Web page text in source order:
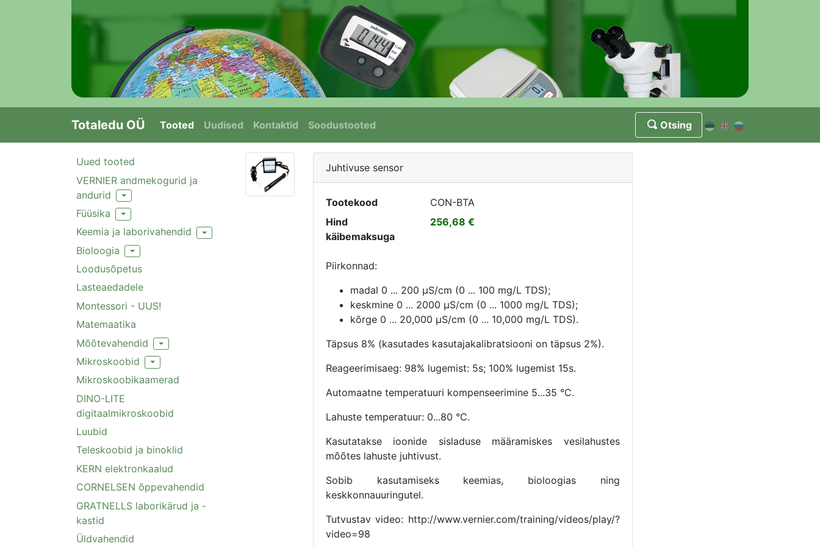
Totaledu OÜ Tooted Uudised Kontaktid Soodustooted Otsing
Uued tooted
VERNIER andmekogurid ja
andurid
Toggle Dropdown
Füüsika Toggle Dropdown
Keemia ja laborivahendid Toggle Dropdown
Bioloogia Toggle Dropdown
Loodusõpetus
Lasteaedadele
Montessori - UUS!
Matemaatika
Mõõtevahendid
Toggle Dropdown
Mikroskoobid Toggle Dropdown
Mikroskoobikaamerad
DINO-LITE
digitaalmikroskoobid
Luubid
Teleskoobid ja binoklid
KERN elektronkaalud
CORNELSEN õppevahendid
GRATNELLS laborikärud ja -
kastid
Üldvahendid
Juhtivuse sensor
Tootekood
CON-BTA
Hind
käibemaksuga
256,68
Piirkonnad:
madal 0 ... 200 μS/cm (0 ... 100 mg/L TDS);
keskmine 0 ... 2000 μS/cm (0 ... 1000 mg/L TDS);
kõrge 0 ... 20,000 μS/cm (0 ... 10,000 mg/L TDS).
Täpsus 8% (kasutades kasutajakalibratsiooni on täpsus 2%).
Reageerimisaeg: 98% lugemist: 5s; 100% lugemist 15s.
Automaatne temperatuuri kompenseerimine 5...35 °C.
Lahuste temperatuur: 0...80 °C.
Kasutatakse ioonide sisladuse määramiskes vesilahustes
mõõtes lahuste juhtivust.
Sobib kasutamiseks keemias, bioloogias ning
keskkonnauuringutel.
Tutvustav video: http://www.vernier.com/training/videos/play/?
video=98